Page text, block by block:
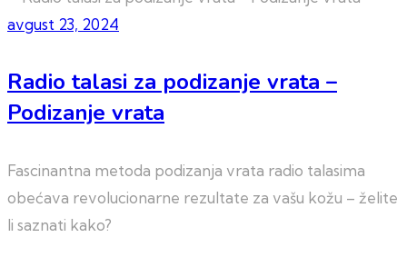
avgust 23, 2024
Radio talasi za podizanje vrata –
Podizanje vrata
Fascinantna metoda podizanja vrata radio talasima
obećava revolucionarne rezultate za vašu kožu – želite
li saznati kako?